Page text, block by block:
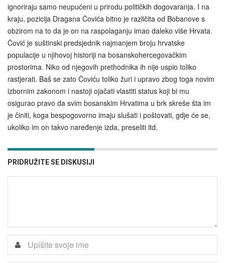
ignoriraju samo neupućeni u prirodu političkih dogovaranja. I na
kraju, pozicija Dragana Čovića bitno je različita od Bobanove s
obzirom na to da je on na raspolaganju imao daleko više Hrvata.
Čović je suštinski predsjednik najmanjem broju hrvatske
populacije u njihovoj historiji na bosanskohercegovačkim
prostorima. Niko od njegovih prethodnika ih nije uspio toliko
rastjerati. Baš se zato Čoviću toliko žuri i upravo zbog toga novim
izbornim zakonom i nastoji ojačati vlastiti status koji bi mu
osigurao pravo da svim bosanskim Hrvatima u brk skreše šta im
je činiti, koga bespogovorno imaju slušati i poštovati, gdje će se,
ukoliko im on takvo naređenje izda, preseliti itd.
PRIDRUŽITE SE DISKUSIJI